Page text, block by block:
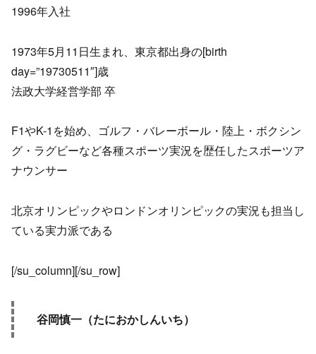
1996年入社
1973年5月11日生まれ、東京都出身の[birth
day=”19730511″]歳
法政大学経営学部 卒
F1やK-1を始め、ゴルフ・バレーボール・陸上・ボクシン
グ・ラグビーなど各種スポーツ実況を歴任したスポーツア
ナウンサー
北京オリンピックやロンドンオリンピックの実況も担当し
ている実力派である
[/su_column][/su_row]
谷岡慎一（たにおかしんいち）